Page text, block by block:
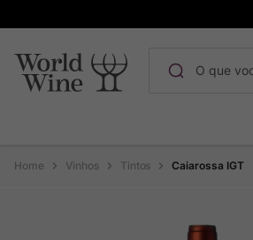
Vinhos Tintos Caiarossa IGT
1º Maçanita